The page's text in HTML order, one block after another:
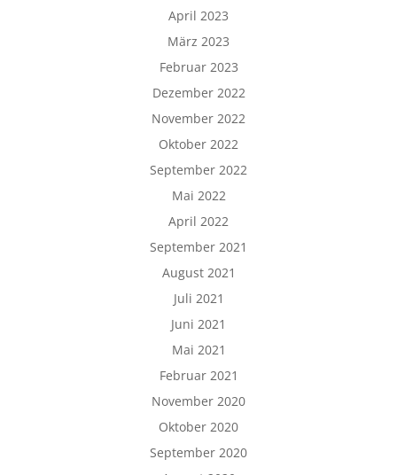
April 2023
März 2023
Februar 2023
Dezember 2022
November 2022
Oktober 2022
September 2022
Mai 2022
April 2022
September 2021
August 2021
Juli 2021
Juni 2021
Mai 2021
Februar 2021
November 2020
Oktober 2020
September 2020